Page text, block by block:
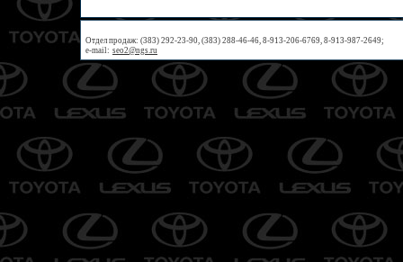
Отдел продаж: (383) 292-23-90, (383) 288-46-46, 8-913-206-6769, 8-913-987-2649;
e-mail: seo2@ngs.ru